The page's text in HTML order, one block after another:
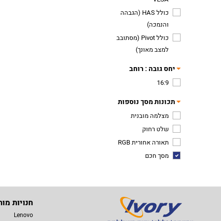
כולל HAS (הגבהה
והנמכה)
כולל Pivot (מסתובב
למצב מאונך)
יחס גובה : רוחב
16:9
תכונות מסך נוספות
מצלמה מובנית
שלט רחוק
תאורה אחורית RGB
מסך חכם
חנויות
Lenovo